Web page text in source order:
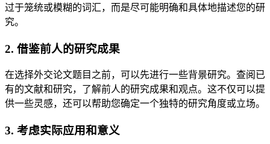
过于笼统或模糊的词汇，而是尽可能明确和具体地描述您的研
究。
2. 借鉴前人的研究成果
在选择外交论文题目之前，可以先进行一些背景研究。查阅已
有的文献和研究，了解前人的研究成果和观点。这不仅可以提
供一些灵感，还可以帮助您确定一个独特的研究角度或立场。
3. 考虑实际应用和意义